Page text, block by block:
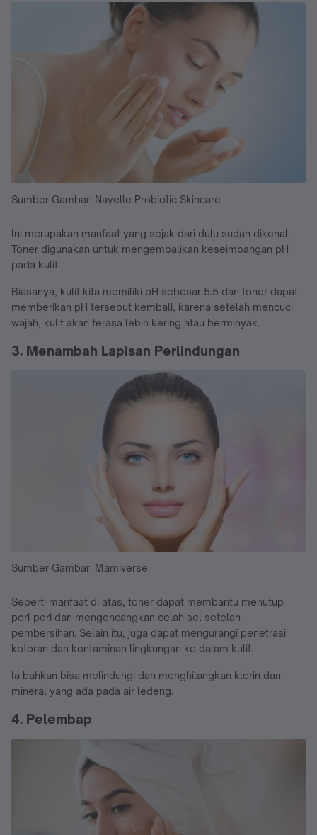
Sumber Gambar: Nayelle Probiotic Skincare
Ini merupakan manfaat yang sejak dari dulu sudah dikenal.
Toner digunakan untuk mengembalikan keseimbangan pH
pada kulit.
Biasanya, kulit kita memiliki pH sebesar 5.5 dan toner dapat
memberikan pH tersebut kembali, karena setelah mencuci
wajah, kulit akan terasa lebih kering atau berminyak.
3. Menambah Lapisan Perlindungan
Sumber Gambar: Mamiverse
Seperti manfaat di atas, toner dapat membantu menutup
pori-pori dan mengencangkan celah sel setelah
pembersihan. Selain itu, juga dapat mengurangi penetrasi
kotoran dan kontaminan lingkungan ke dalam kulit.
Ia bahkan bisa melindungi dan menghilangkan klorin dan
mineral yang ada pada air ledeng.
4. Pelembap